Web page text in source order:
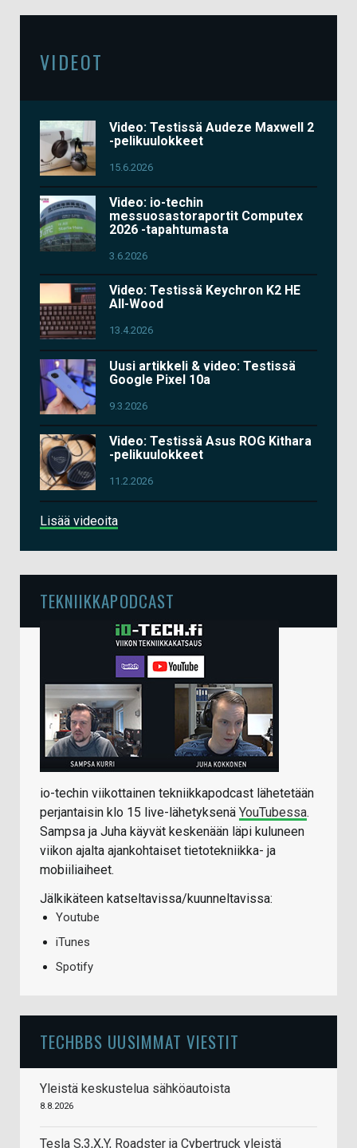
VIDEOT
Video: Testissä Audeze Maxwell 2
-pelikuulokkeet
15.6.2026
Video: io-techin
messuosastoraportit Computex
2026 -tapahtumasta
3.6.2026
Video: Testissä Keychron K2 HE
All-Wood
13.4.2026
Uusi artikkeli & video: Testissä
Google Pixel 10a
9.3.2026
Video: Testissä Asus ROG Kithara
-pelikuulokkeet
11.2.2026
Lisää videoita
TEKNIIKKAPODCAST
io-techin viikottainen tekniikkapodcast lähetetään
perjantaisin klo 15 live-lähetyksenä YouTubessa.
Sampsa ja Juha käyvät keskenään läpi kuluneen
viikon ajalta ajankohtaiset tietotekniikka- ja
mobiiliaiheet.
Jälkikäteen katseltavissa/kuunneltavissa:
Youtube
iTunes
Spotify
TECHBBS UUSIMMAT VIESTIT
Yleistä keskustelua sähköautoista
8.8.2026
Tesla S,3,X,Y, Roadster ja Cybertruck yleistä